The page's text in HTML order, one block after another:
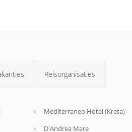
Reisorganisaties
Mediterraneo Hotel (Kreta)
D'Andrea Mare